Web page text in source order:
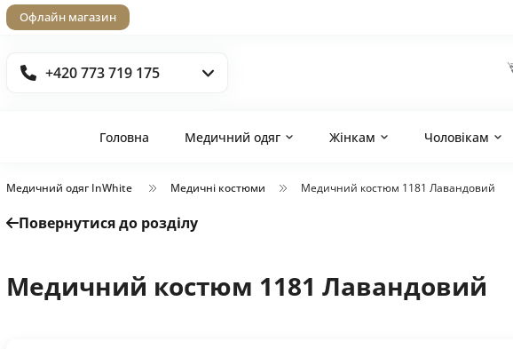
Офлайн магазин
+420 773 719 175
Головна Медичний одяг Жінкам Чоловікам
Медичний одяг InWhite Медичні костюми Медичний костюм 1181 Лавандовий
Повернутися до розділу
Медичний костюм 1181 Лавандовий